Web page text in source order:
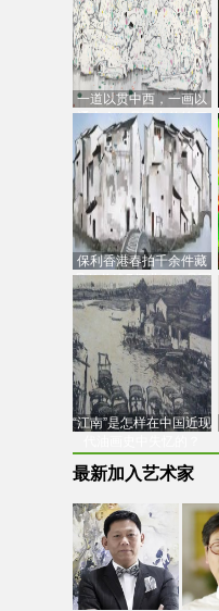
一道以贯中西，一画以
通古今：吴冠中的绘画
创
保利香港春拍千余件藏
品估价逾7亿港元，吴冠
中
“江南”是怎样在中国近现
最新加入艺术家